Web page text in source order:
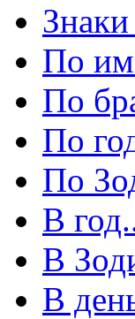
По
По
По
По
В
В
В